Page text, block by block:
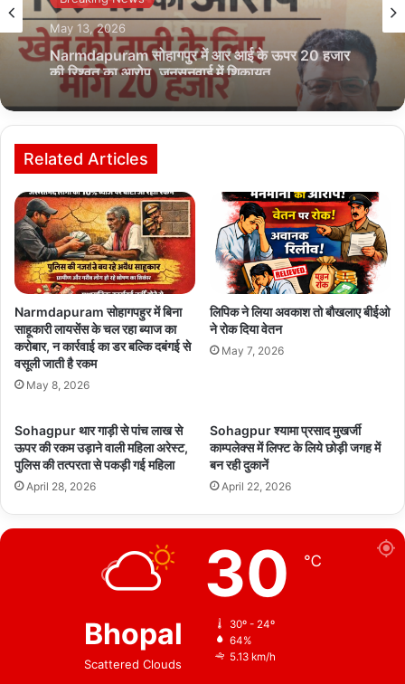
July 4, 2026
भोपाल में फर्जी लोकेशन से लग रही थी अटेंडेंस! सीएमएचओ
की बड़ी कार्रवाई, डॉक्टरों और कर्मचारी की सैलरी कटी
Related Articles
Narmdapuram सोहागपहुर में बिना
साहूकारी लायसेंस के चल रहा ब्‍याज का
करोबार, न कार्रवाई का डर बल्कि दबंगई से
वसूली जाती है रकम
May 8, 2026
लिपिक ने लिया अवकाश तो बौखलाए बीईओ
ने रोक दिया वेतन
May 7, 2026
Sohagpur थार गाड़ी से पांच लाख से
ऊपर की रकम उड़ाने वाली महिला अरेस्ट,
पुलिस की तत्परता से पकड़ी गई महिला
April 28, 2026
Sohagpur श्यामा प्रसाद मुखर्जी
काम्पलेक्स में लिफ्ट के लिये छोड़ी जगह में
बन रही दुकानें
April 22, 2026
Bhopal
Scattered Clouds
30 ℃
30º - 24º
64%
5.13 km/h